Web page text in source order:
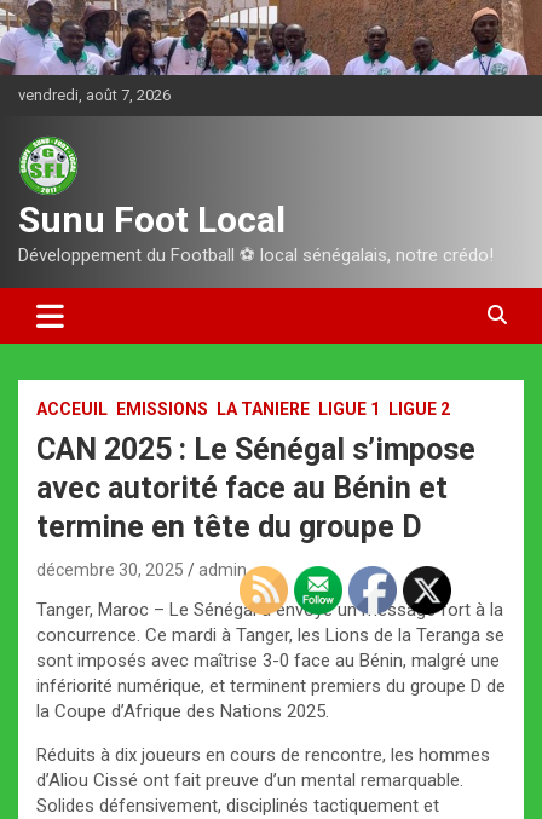
Aller
au
contenu
vendredi, août 7, 2026
Sunu Foot Local
Développement du Football ⚽️ local sénégalais, notre crédo!
ACCEUIL EMISSIONS LA TANIERE LIGUE 1 LIGUE 2
CAN 2025 : Le Sénégal s’impose
avec autorité face au Bénin et
termine en tête du groupe D
décembre 30, 2025 admin
Tanger, Maroc – Le Sénégal a envoyé un message fort à la
concurrence. Ce mardi à Tanger, les Lions de la Teranga se
sont imposés avec maîtrise 3-0 face au Bénin, malgré une
infériorité numérique, et terminent premiers du groupe D de
la Coupe d’Afrique des Nations 2025.
Réduits à dix joueurs en cours de rencontre, les hommes
d’Aliou Cissé ont fait preuve d’un mental remarquable.
Solides défensivement, disciplinés tactiquement et